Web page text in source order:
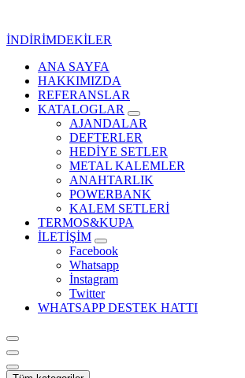
İNDİRİMDEKİLER
Kurumsal Promosyon-Hediyelik
ANA SAYFA
HAKKIMIZDA
REFERANSLAR
KATALOGLAR
AJANDALAR
DEFTERLER
HEDİYE SETLER
METAL KALEMLER
ANAHTARLIK
POWERBANK
KALEM SETLERİ
TERMOS&KUPA
İLETİŞİM
Facebook
Whatsapp
İnstagram
Twitter
WHATSAPP DESTEK HATTI